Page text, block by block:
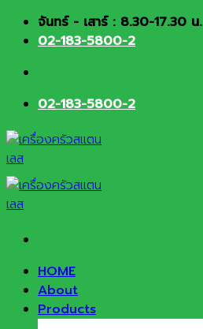
Skip จันทร์ - เสาร์ : 8.30-17.30 น.
02-183-5800-2
02-183-5800-2
HOME
About
Products